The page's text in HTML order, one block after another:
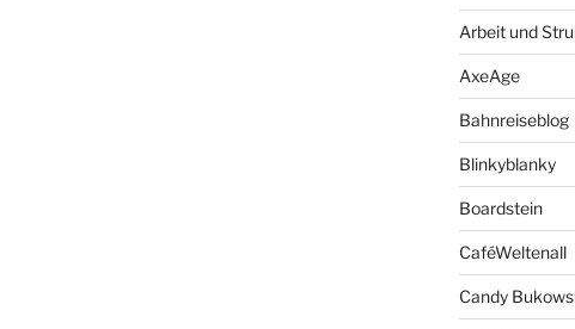
Arbeit und
AxeAge
Bahnreiseblog
Blinkyblanky
Boardstein
CaféWeltenall
Candy